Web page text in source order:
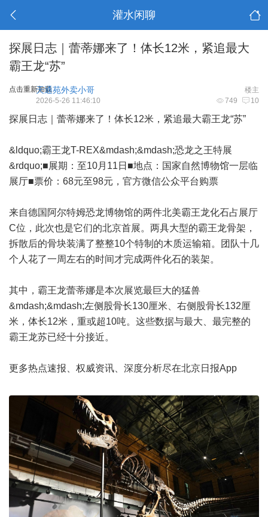
灌水闲聊
探展日志｜蕾蒂娜来了！体长12米，紧追最大
霸王龙“苏”
点击重新加载 楼主
天通苑外卖小哥
749 10
2026-5-26 11:46:10
探展日志｜蕾蒂娜来了！体长12米，紧追最大霸王龙“苏”
&ldquo;霸王龙T-REX&mdash;&mdash;恐龙之王特展
&rdquo;■展期：至10月11日■地点：国家自然博物馆一层临
展厅■票价：68元至98元，官方微信公众平台购票
来自德国阿尔特姆恐龙博物馆的两件北美霸王龙化石占展厅
C位，此次也是它们的北京首展。两具大型的霸王龙骨架，
拆散后的骨块装满了整整10个特制的木质运输箱。团队十几
个人花了一周左右的时间才完成两件化石的装架。
其中，霸王龙蕾蒂娜是本次展览最巨大的猛兽
&mdash;&mdash;左侧股骨长130厘米、右侧股骨长132厘
米，体长12米，重或超10吨。这些数据与最大、最完整的
霸王龙苏已经十分接近。
更多热点速报、权威资讯、深度分析尽在北京日报App